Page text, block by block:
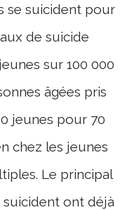
se suicident pour
de suicide
sur 100 000
âgées pris
jeunes pour 70
chez les jeunes
Le principal
suicident ont déjà